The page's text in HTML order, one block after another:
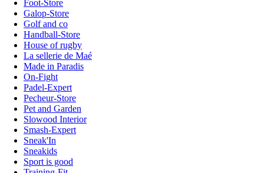
Foot-Store
Galop-Store
Golf and co
Handball-Store
House of rugby
La sellerie de Maé
Made in Paradis
On-Fight
Padel-Expert
Pecheur-Store
Pet and Garden
Slowood Interior
Smash-Expert
Sneak'In
Sneakids
Sport is good